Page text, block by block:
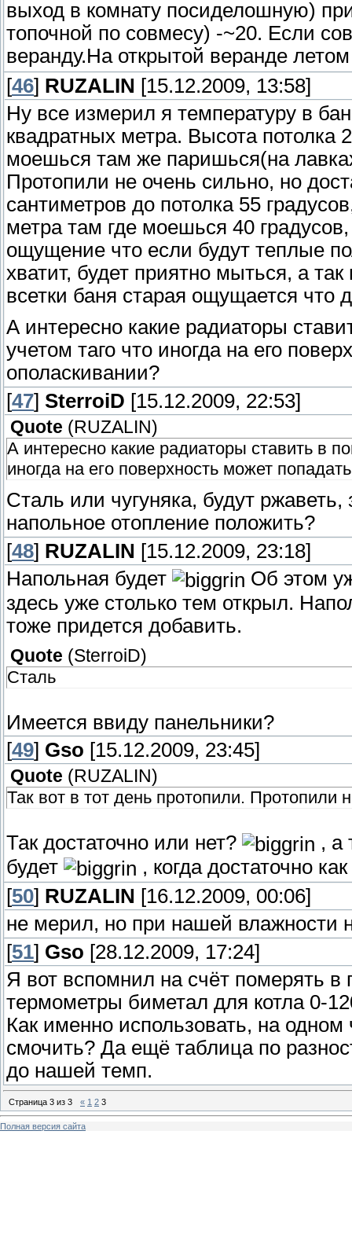
выход в комнату посиделошную)
топочной по совмесу) -~20. Если
веранду.На открытой веранде
[46] RUZALIN [15.12.2009, 13:58]
Ну все измерил я температуру в
квадратных метра. Высота потолка
моешься там же паришься(на
Протопили не очень сильно, но
сантиметров до потолка 55
метра там где моешься 40
ощущение что если будут теплые
хватит, будет приятно мыться, а
всетки баня старая ощущается что
А интересно какие радиаторы
учетом таго что иногда на его
ополаскивании?
[47] SterroiD [15.12.2009, 22:53]
Quote ( RUZALIN )
А интересно какие радиаторы ставить в
иногда на его поверхность может
Сталь или чугуняка, будут
напольное отопление положить?
[48] RUZALIN [15.12.2009, 23:18]
Напольная будет
Об этом
здесь уже столько тем открыл.
тоже придется добавить.
Quote (SterroiD)
Сталь
Имеется ввиду панельники?
[49] Gso [15.12.2009, 23:45]
Quote ( RUZALIN )
Так вот в тот день протопили. Протопили
Так достаточно или нет?
, а
будет
, когда достаточно
[50] RUZALIN [16.12.2009, 00:06]
не мерил, но при нашей влажности
[51] Gso [28.12.2009, 17:24]
Я вот вспомнил на счёт померять в
термометры биметал для котла 0-
Как именно использовать, на одном
смочить? Да ещё таблица по
до нашей темп.
Страница 3 из 3 « 1 2 3
Полная версия сайта